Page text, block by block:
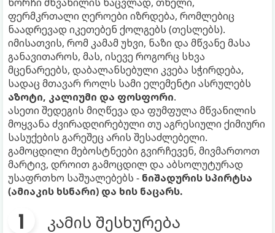
ფერმკრთალი ღეროები იზრდება, რომლებიც
ნაადრევად იკეთებენ ქოლგებს (თესლებს).
იმისათვის, რომ კამამ უხვი, ნაზი და მწვანე მასა
განავითაროს, მას, ისევე როგორც სხვა
მცენარეებს, დაბალანსებული კვება სჭირდება,
სადაც მთავარ როლს სამი ელემენტი ასრულებს
აზოტი, კალიუმი და ფოსფორი.
ასეთი შედეგის მიღწევა და ფუმფულა მწვანილის
მოყვანა ძვირადღირებული თუ აგრესიული ქიმიური
სასუქების გარეშეც არის შესაძლებელი.
გამოცდილი მებოსტნეები გვირჩევენ, მივმართოთ
მარტივ, დროით გამოცდილ და აბსოლუტურად
უსაფრთხო საშუალებებს - ნიშადურის სპირტსა
(ამიაკის ხსნარი) და ხის ნაცარს.
კამის შესხურება